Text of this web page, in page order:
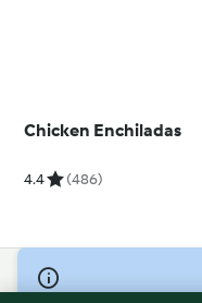
Chicken Enchiladas
4.4 (486)
© Copyright 2026